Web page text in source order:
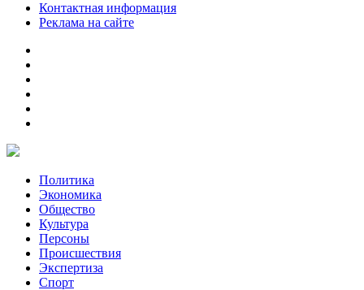
Контактная информация
Реклама на сайте
Политика
Экономика
Общество
Культура
Персоны
Происшествия
Экспертиза
Спорт